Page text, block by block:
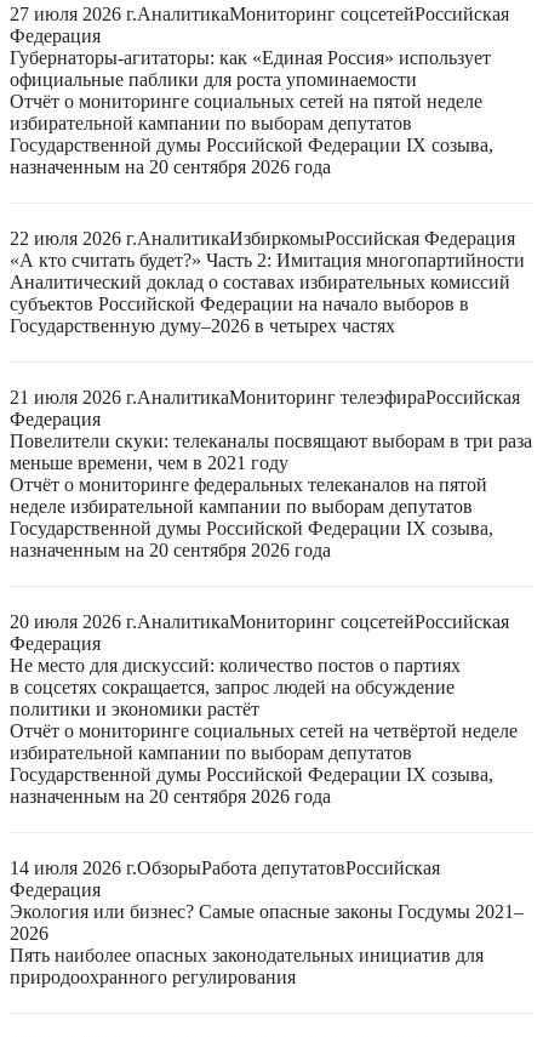
27 июля 2026 г.АналитикаМониторинг соцсетейРоссийская
Федерация
Губернаторы-агитаторы: как «Единая Россия» использует
официальные паблики для роста упоминаемости
Отчёт о мониторинге социальных сетей на пятой неделе
избирательной кампании по выборам депутатов
Государственной думы Российской Федерации IX созыва,
назначенным на 20 сентября 2026 года
22 июля 2026 г.АналитикаИзбиркомыРоссийская Федерация
«А кто считать будет?» Часть 2: Имитация многопартийности
Аналитический доклад о составах избирательных комиссий
субъектов Российской Федерации на начало выборов в
Государственную думу–2026 в четырех частях
21 июля 2026 г.АналитикаМониторинг телеэфираРоссийская
Федерация
Повелители скуки: телеканалы посвящают выборам в три раза
меньше времени, чем в 2021 году
Отчёт о мониторинге федеральных телеканалов на пятой
неделе избирательной кампании по выборам депутатов
Государственной думы Российской Федерации IX созыва,
назначенным на 20 сентября 2026 года
20 июля 2026 г.АналитикаМониторинг соцсетейРоссийская
Федерация
Не место для дискуссий: количество постов о партиях
в соцсетях сокращается, запрос людей на обсуждение
политики и экономики растёт
Отчёт о мониторинге социальных сетей на четвёртой неделе
избирательной кампании по выборам депутатов
Государственной думы Российской Федерации IX созыва,
назначенным на 20 сентября 2026 года
14 июля 2026 г.ОбзорыРабота депутатовРоссийская
Федерация
Экология или бизнес? Самые опасные законы Госдумы 2021–
2026
Пять наиболее опасных законодательных инициатив для
природоохранного регулирования